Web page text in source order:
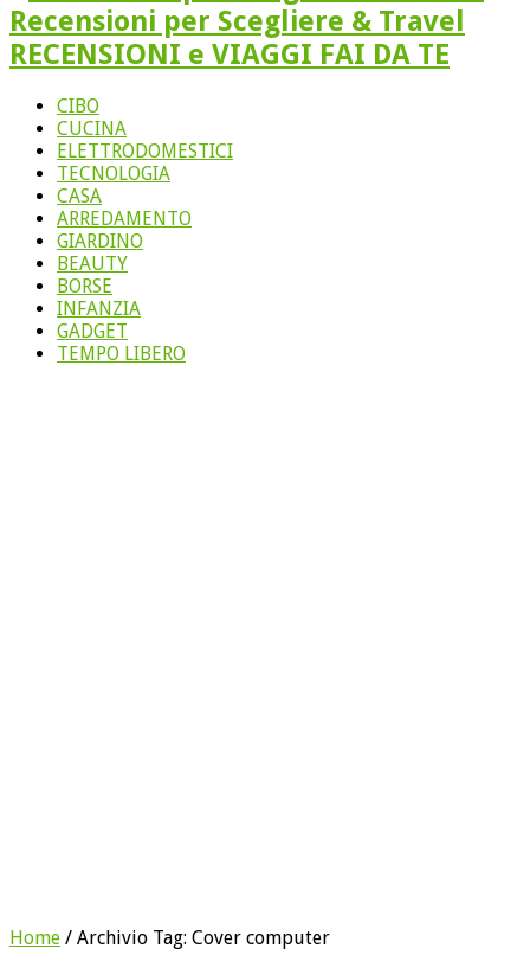
Recensioni per Scegliere & Travel
RECENSIONI e VIAGGI FAI DA TE
CIBO
CUCINA
ELETTRODOMESTICI
TECNOLOGIA
CASA
ARREDAMENTO
GIARDINO
BEAUTY
BORSE
INFANZIA
GADGET
TEMPO LIBERO
Home / Archivio Tag: Cover computer